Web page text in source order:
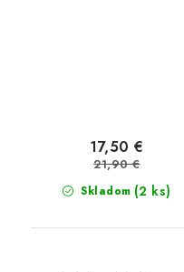
Skladom (2 ks)
17,50 €
21,90 €